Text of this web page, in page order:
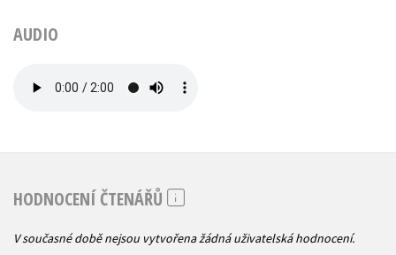
AUDIO
HODNOCENÍ ČTENÁŘŮ
V současné době nejsou vytvořena žádná uživatelská hodnocení.